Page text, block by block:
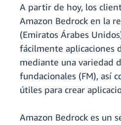
A partir de hoy, los
Amazon Bedrock en la
(Emiratos Árabes
fácilmente aplicaciones
mediante una variedad
fundacionales (FM), así
útiles para crear
Amazon Bedrock es un